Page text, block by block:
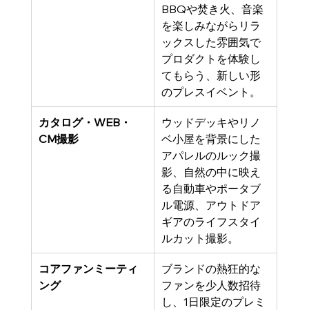
BBQや焚き火、音楽
を楽しみながらリラ
ックスした雰囲気で
プロダクトを体験し
てもらう、新しい形
のプレスイベント。
カタログ・WEB・
CM撮影
ウッドデッキやリノ
ベ小屋を背景にした
アパレルのルック撮
影、自然の中に映え
る自動車やポータブ
ル電源、アウトドア
ギアのライフスタイ
ルカット撮影。
コアファンミーティ
ング
ブランドの熱狂的な
ファンを少人数招待
し、1日限定のプレミ